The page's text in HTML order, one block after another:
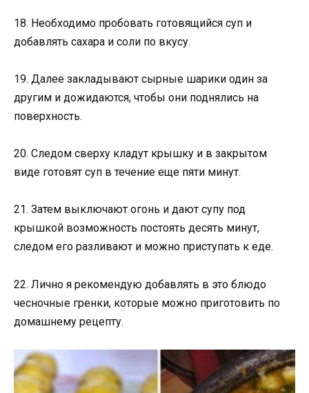
18. Необходимо пробовать готовящийся суп и
добавлять сахара и соли по вкусу.
19. Далее закладывают сырные шарики один за
другим и дожидаются, чтобы они поднялись на
поверхность.
20. Следом сверху кладут крышку и в закрытом
виде готовят суп в течение еще пяти минут.
21. Затем выключают огонь и дают супу под
крышкой возможность постоять десять минут,
следом его разливают и можно приступать к еде.
22. Лично я рекомендую добавлять в это блюдо
чесночные гренки, которые можно приготовить по
домашнему рецепту.